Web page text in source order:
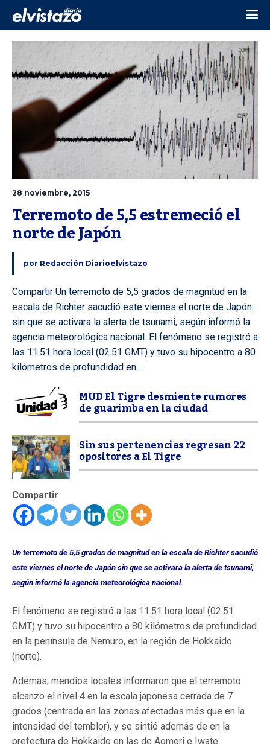
28 noviembre, 2015
Terremoto de 5,5 estremeció el
norte de Japón
por Redacción Diarioelvistazo
Compartir Un terremoto de 5,5 grados de magnitud en la
escala de Richter sacudió este viernes el norte de Japón
sin que se activara la alerta de tsunami, según informó la
agencia meteorológica nacional. El fenómeno se registró a
las 11.51 hora local (02.51 GMT) y tuvo su hipocentro a 80
kilómetros de profundidad en...
MUD El Tigre desmiente rumores
de guarimba en la ciudad
Sin sus pertenencias regresan 22
opositores a El Tigre
Compartir
Un terremoto de 5,5 grados de magnitud en la escala de Richter sacudió
este viernes el norte de Japón sin que se activara la alerta de tsunami,
según informó la agencia meteorológica nacional.
El fenómeno se registró a las 11.51 hora local (02.51
GMT) y tuvo su hipocentro a 80 kilómetros de profundidad
en la península de Nemuro, en la región de Hokkaido
(norte).
Ademas, mendios locales informaron que el terremoto
alcanzo el nivel 4 en la escala japonesa cerrada de 7
grados (centrada en las zonas afectadas más que en la
intensidad del temblor), y se sintió además de en la
prefectura de Hokkaido en las de Aomori e Iwate.